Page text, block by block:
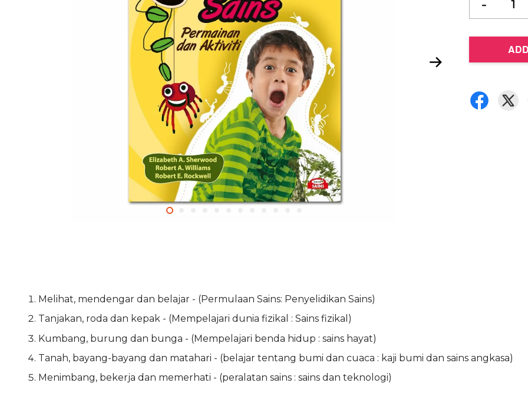
-
Melihat, mendengar dan belajar - (Permulaan Sains: Penyelidikan Sains)
Tanjakan, roda dan kepak - (Mempelajari dunia fizikal : Sains fizikal)
Kumbang, burung dan bunga - (Mempelajari benda hidup : sains hayat)
Tanah, bayang-bayang dan matahari - (belajar tentang bumi dan cuaca : kaji bumi dan sains angkasa)
Menimbang, bekerja dan memerhati - (peralatan sains : sains dan teknologi)